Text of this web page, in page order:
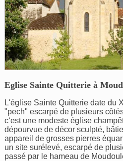
Eglise Sainte Quitterie à
L'église Sainte Quitterie date du
"pech" escarpé de plusieurs
c‘est une modeste église
dépourvue de décor sculpté,
appareil de grosses pierres
un site surélevé, escarpé de
passé par le hameau de